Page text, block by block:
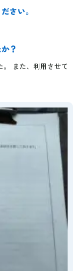
さい。
？
また、利用させて